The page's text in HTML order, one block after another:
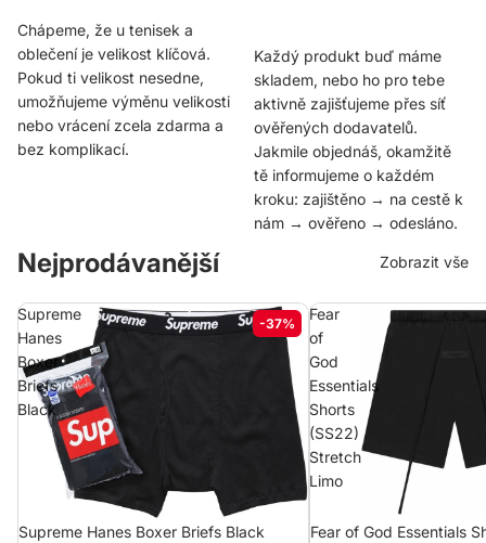
Chápeme, že u tenisek a
oblečení je velikost klíčová.
Pokud ti velikost nesedne,
umožňujeme výměnu velikosti
nebo vrácení zcela zdarma a
bez komplikací.
Každý produkt buď máme
skladem, nebo ho pro tebe
aktivně zajišťujeme přes síť
ověřených dodavatelů.
Jakmile objednáš, okamžitě
tě informujeme o každém
kroku: zajištěno → na cestě k
nám → ověřeno → odesláno.
Nejprodávanější Zobrazit vše
Supreme
Hanes
Boxer
Briefs
Black
-37%
Supreme Hanes Boxer Briefs Black
Fear
of
God
Essentials
Shorts
(SS22)
Stretch
Limo
Fear of God Essentials